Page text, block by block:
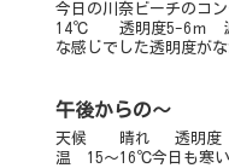
今日の川奈ビーチのコ
14℃ 透明度5-6ｍ
な感じでした透明度が
賑わっていましたよ～中
午後からの～
天候 晴れ 透明度
温 15～16℃今日も寒い